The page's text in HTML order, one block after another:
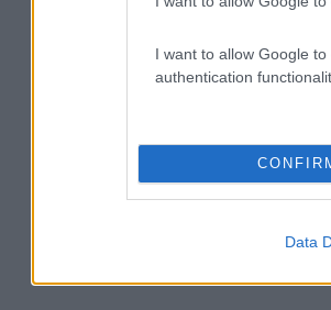
I want to allow Google
authentication
Data